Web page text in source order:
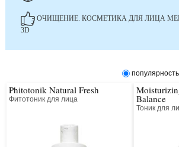
ОЧИЩЕНИЕ. КОСМЕТИКА ДЛЯ ЛИЦА
3D
популярность
Phitotonik Natural Fresh
Фитотоник для лица Balance
Тоник для